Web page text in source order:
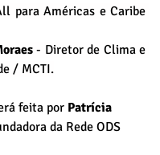
para Américas e Caribe
- Diretor de Clima e
/ MCTI.
feita por Patrícia
da Rede ODS